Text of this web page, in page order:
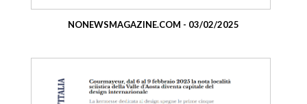
NONEWSMAGAZINE.COM - 03/02/2025